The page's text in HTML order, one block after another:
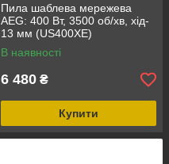
Пила шаблева мережева
AEG: 400 Вт, 3500 об/хв, хід-
13 мм (US400XE)
В наявності
6 480 ₴
Купити